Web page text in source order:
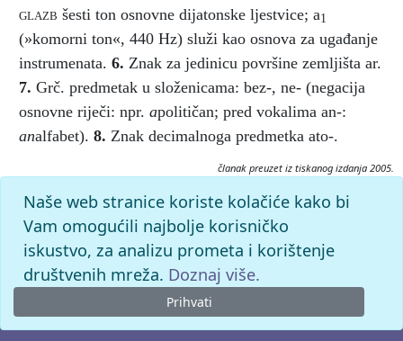
glazb šesti ton osnovne dijatonske ljestvice; a1
(»komorni ton«, 440 Hz) služi kao osnova za ugađanje
instrumenata. 6. Znak za jedinicu površine zemljišta ar.
7. Grč. predmetak u složenicama: bez-, ne- (negacija
osnovne riječi: npr. apolitičan; pred vokalima an-:
analfabet). 8. Znak decimalnoga predmetka ato-.
članak preuzet iz tiskanog izdanja 2005.
Citiranje:
Hrvatski obiteljski leksikon (2005), mrežno izdanje.
Leksikografski zavod Miroslav Krleža, 2026. Pristupljeno
7.8.2026. <https://hol.lzmk.hr/clanak/a>.
Naše web stranice koriste kolačiće kako bi
Vam omogućili najbolje korisničko
iskustvo, za analizu prometa i korištenje
društvenih mreža. Doznaj više.
Prihvati
© 2026. -Leksikografski zavodMiroslav Krleža